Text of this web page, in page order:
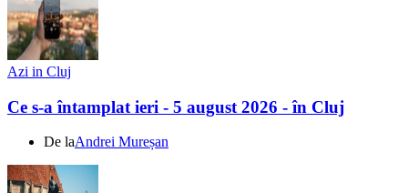
Azi in Cluj
Ce s-a întamplat ieri - 5 august 2026 - în Cluj
De laAndrei Mureșan